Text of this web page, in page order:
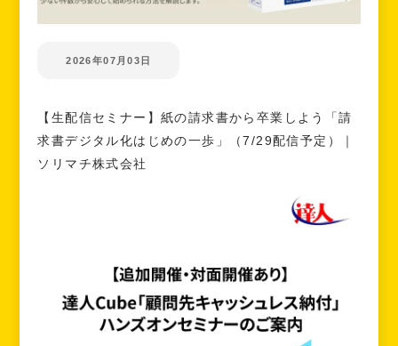
2026年07月03日
【生配信セミナー】紙の請求書から卒業しよう「請
求書デジタル化はじめの一歩」（7/29配信予定）｜
ソリマチ株式会社